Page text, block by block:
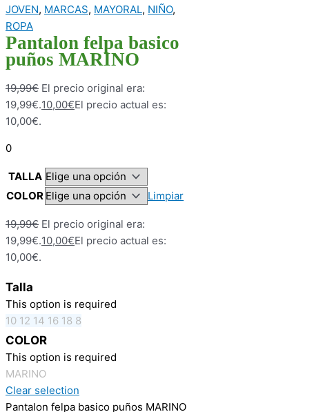
JOVEN, MARCAS, MAYORAL, NIÑO,
ROPA
Pantalon felpa basico
puños MARINO
19,99€ El precio original era:
19,99€.10,00€El precio actual es:
10,00€.
0
TALLA
COLOR
Limpiar
19,99€ El precio original era:
19,99€.10,00€El precio actual es:
10,00€.
Talla
This option is required
10 12 14 16 18 8
COLOR
This option is required
MARINO
Clear selection
Pantalon felpa basico puños MARINO